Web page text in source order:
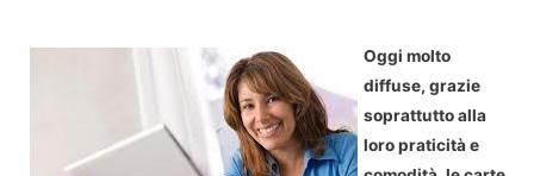
Oggi molto
diffuse, grazie
soprattutto alla
loro praticità e